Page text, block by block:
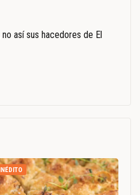
así sus hacedores de El